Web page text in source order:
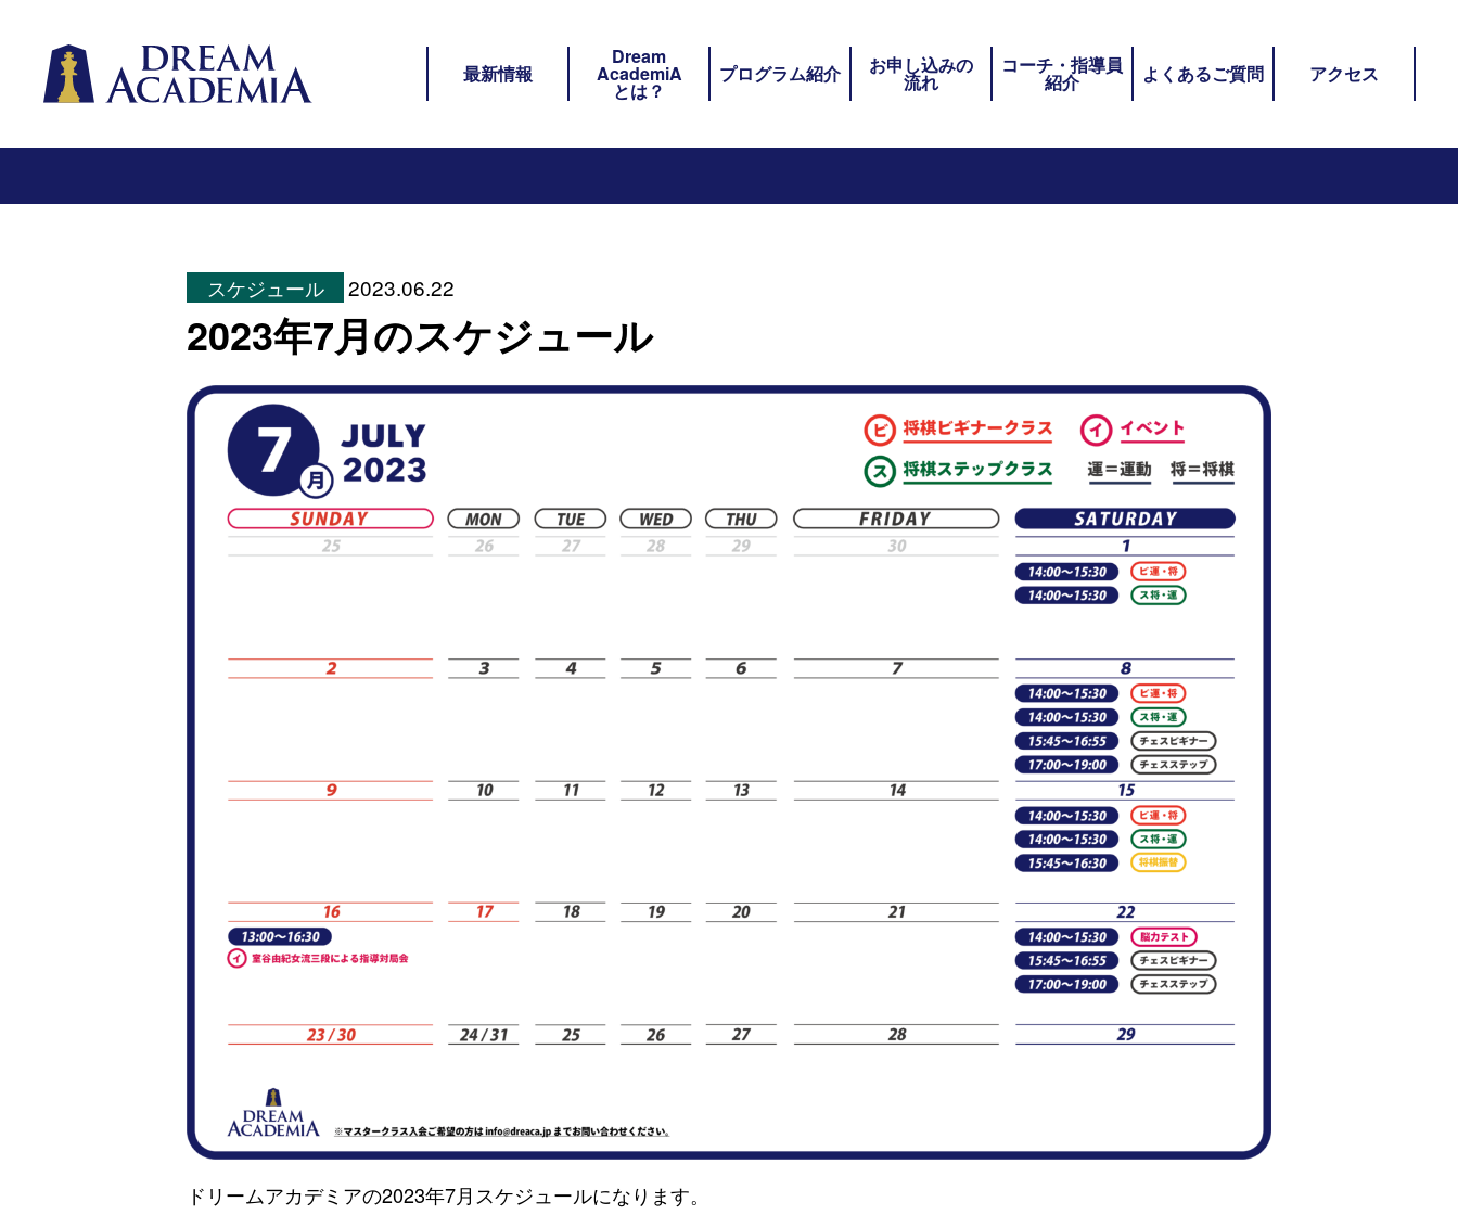
Dream Academia サイト内メニュー
最新情報
Dream
AcademiA
とは？
プログラム紹介 お申し込みの
流れ
コーチ・指導員
紹介 よくあるご質問 アクセス
スケジュール 2023.06.22
2023年7月のスケジュール
ドリームアカデミアの2023年7月スケジュールになります。